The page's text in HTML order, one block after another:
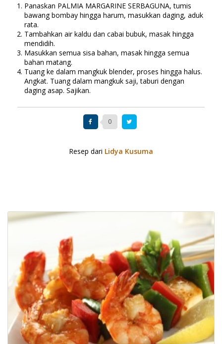
Panaskan PALMIA MARGARINE SERBAGUNA, tumis
bawang bombay hingga harum, masukkan daging, aduk
rata.
Tambahkan air kaldu dan cabai bubuk, masak hingga
mendidih.
Masukkan semua sisa bahan, masak hingga semua
bahan matang.
Tuang ke dalam mangkuk blender, proses hingga halus.
Angkat. Tuang dalam mangkuk saji, taburi dengan
daging asap. Sajikan.
0
Resep dari Lidya Kusuma